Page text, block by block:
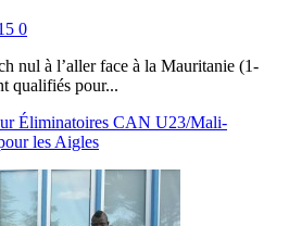
0
nul à l’aller face à la Mauritanie (1-
qualifiés pour...
Éliminatoires CAN U23/Mali-
les Aigles